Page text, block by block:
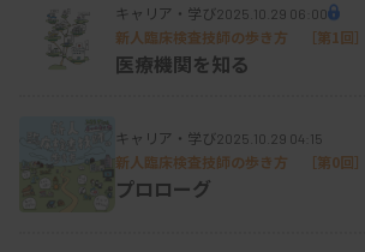
直面して、一人で悶々としていまし
そんな頃、SNSのミクシィを通じ
輩技師から刺激を受ける機会が少
ました。他施設の臨床検査技師の考
知ることで、目の前の仕事への意識
キャリア・学び2025.10.29 06:00
新人臨床検査技師の歩き方 ［第1回］
医療機関を知る
キャリア・学び2025.10.29 04:15
新人臨床検査技師の歩き方 ［第0回］
プロローグ